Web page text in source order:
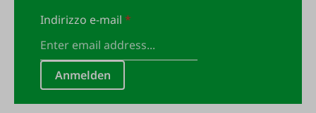
Indirizzo e-mail*
Anmelden